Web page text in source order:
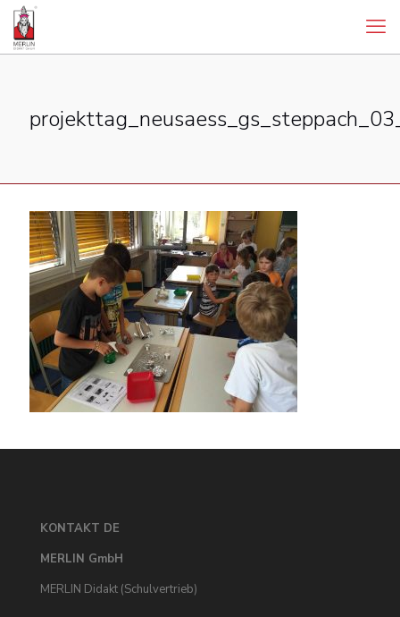
KONTAKT DE
MERLIN GmbH
MERLIN Didakt (Schulvertrieb)